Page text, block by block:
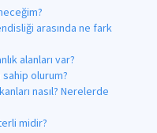
arasında ne fark
alanları var?
olurum?
nasıl? Nerelerde
midir?